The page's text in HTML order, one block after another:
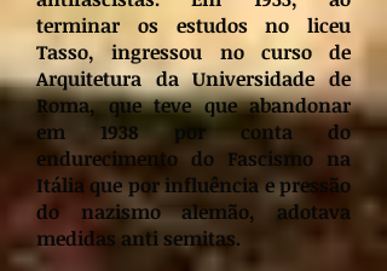
terminar os estudos no liceu
Tasso, ingressou no curso de
Arquitetura da Universidade de
Roma, que teve que abandonar
em 1938 por conta do
endurecimento do Fascismo na
Itália que por influência e pressão
do nazismo alemão, adotava
medidas anti semitas.